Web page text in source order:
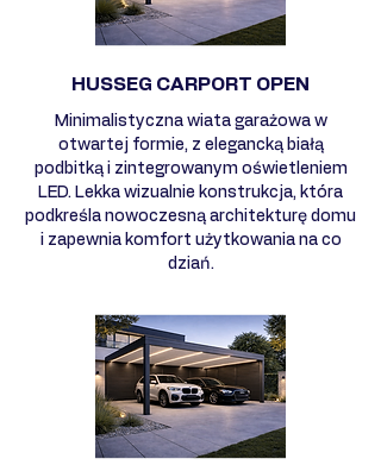
HUSSEG CARPORT OPEN
Minimalistyczna wiata garażowa w
otwartej formie, z elegancką białą
podbitką i zintegrowanym oświetleniem
LED. Lekka wizualnie konstrukcja, która
podkreśla nowoczesną architekturę domu
i zapewnia komfort użytkowania na co
dziań.